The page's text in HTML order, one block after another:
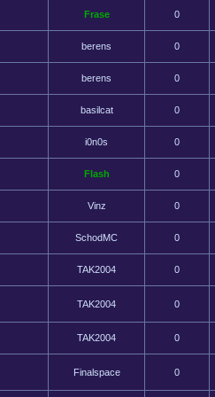
Frase 0
berens 0
berens 0
basilcat 0
i0n0s 0
Flash 0
Vinz 0
SchodMC 0
TAK2004 0
TAK2004 0
TAK2004 0
Finalspace 0